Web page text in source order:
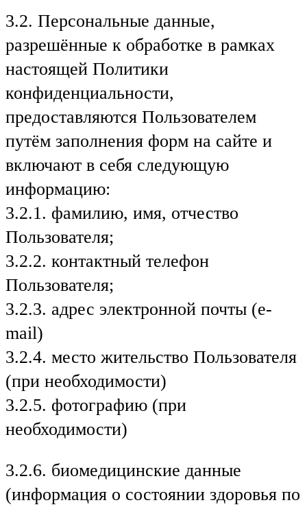
3.2. Персональные данные,
разрешённые к обработке в рамках
настоящей Политики
конфиденциальности,
предоставляются Пользователем
путём заполнения форм на сайте и
включают в себя следующую
информацию:
3.2.1. фамилию, имя, отчество
Пользователя;
3.2.2. контактный телефон
Пользователя;
3.2.3. адрес электронной почты (e-
mail)
3.2.4. место жительство Пользователя
(при необходимости)
3.2.5. фотографию (при
необходимости)
3.2.6. биомедицинские данные
(информация о состоянии здоровья по